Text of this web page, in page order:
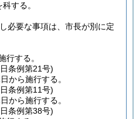
する。
必要な事項は、市長が別に定
行する。
条例第21号)
から施行する。
条例第11号)
から施行する。
条例第38号)